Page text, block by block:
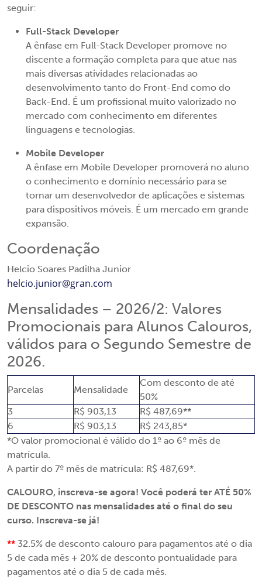
seguir:
Full-Stack Developer
A ênfase em Full-Stack Developer promove no
discente a formação completa para que atue nas
mais diversas atividades relacionadas ao
desenvolvimento tanto do Front-End como do
Back-End. É um profissional muito valorizado no
mercado com conhecimento em diferentes
linguagens e tecnologias.
Mobile Developer
A ênfase em Mobile Developer promoverá no aluno
o conhecimento e domínio necessário para se
tornar um desenvolvedor de aplicações e sistemas
para dispositivos móveis. É um mercado em grande
expansão.
Coordenação
Helcio Soares Padilha Junior
helcio.junior@gran.com
Mensalidades – 2026/2: Valores
Promocionais para Alunos Calouros,
válidos para o Segundo Semestre de
2026.
Parcelas Mensalidade
Com desconto de até
50%
3
R$ 903,13
R$ 487,69**
6
R$ 903,13
R$ 243,85*
*O valor promocional é válido do 1º ao 6º mês de
matrícula.
A partir do 7º mês de matrícula: R$ 487,69*.
CALOURO, inscreva-se agora! Você poderá ter ATÉ 50%
DE DESCONTO nas mensalidades até o final do seu
curso. Inscreva-se já!
** 32.5% de desconto calouro para pagamentos até o dia
5 de cada mês + 20% de desconto pontualidade para
pagamentos até o dia 5 de cada mês.